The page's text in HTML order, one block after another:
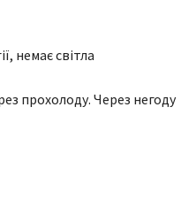
прохолоду. Через негоду